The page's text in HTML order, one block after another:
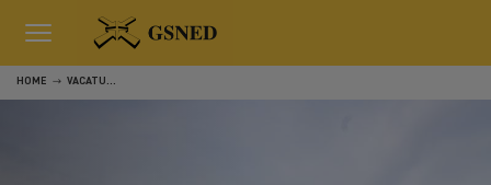
HOME VACATURE MONTEUR